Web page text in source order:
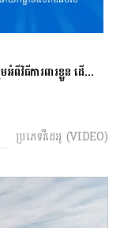
ស្វែងយល់បន្ថែមអំពីវិធីការពារខ្លួន ដើម្បីជៀសវាងពីការឆបោកតាមបច្ចេកវិទ្យាហិរញ្ញវត្ថុ!
ប្រភេទវីដេអូ (VIDEO)